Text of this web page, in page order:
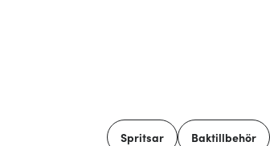
Spritsar Baktillbehör